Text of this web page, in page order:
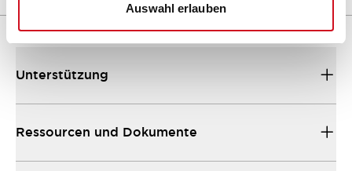
Auswahl erlauben
Unterstützung
Ressourcen und Dokumente